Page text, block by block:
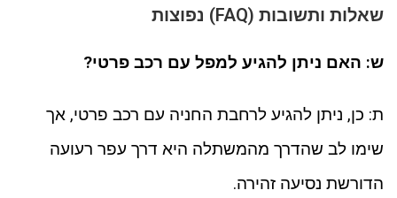
שאלות ותשובות (FAQ) נפוצות
ש: האם ניתן להגיע למפל עם רכב פרטי?
ת: כן, ניתן להגיע לרחבת החניה עם רכב פרטי, אך
שימו לב שהדרך מהמשתלה היא דרך עפר רעועה
הדורשת נסיעה זהירה.